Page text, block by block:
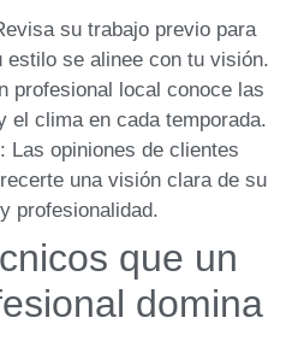
su trabajo previo para
estilo se alinee con ‍tu visión.
profesional local conoce las
‍el clima en cada temporada.
Las opiniones de clientes
una visión clara de su
profesionalidad.
que un
domina